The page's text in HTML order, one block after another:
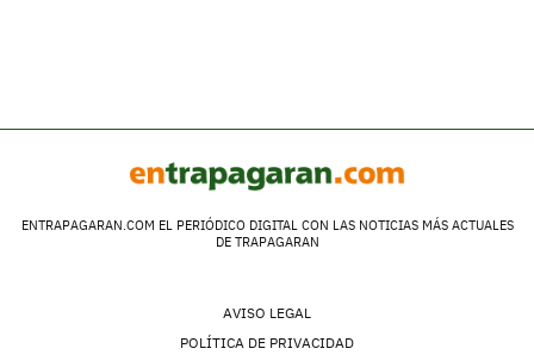
ENTRAPAGARAN.COM EL PERIÓDICO DIGITAL CON LAS NOTICIAS MÁS ACTUALES
DE TRAPAGARAN
AVISO LEGAL
POLÍTICA DE PRIVACIDAD